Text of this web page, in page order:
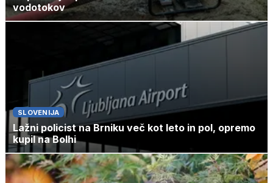
vodotokov
SLOVENIJA
Lažni policist na Brniku več kot leto in pol, opremo
kupil na Bolhi